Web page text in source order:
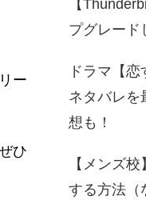
ー
ひ
【
プグレード
ドラマ【
ネタバレを
想も！
【メンズ
する方法（